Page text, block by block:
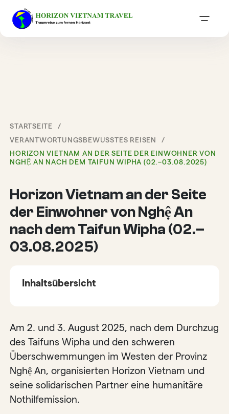
STARTSEITE
VERANTWORTUNGSBEWUSSTES REISEN
HORIZON VIETNAM AN DER SEITE DER EINWOHNER VON
NGHỆ AN NACH DEM TAIFUN WIPHA (02.–03.08.2025)
Horizon Vietnam an der Seite
der Einwohner von Nghệ An
nach dem Taifun Wipha (02.–
03.08.2025)
Inhaltsübersicht
Am 2. und 3. August 2025, nach dem Durchzug
des Taifuns Wipha und den schweren
Überschwemmungen im Westen der Provinz
Nghệ An, organisierten Horizon Vietnam und
seine solidarischen Partner eine humanitäre
Nothilfemission.